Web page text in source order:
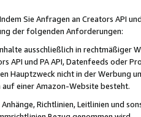
Sie Anfragen an Creators API
der folgenden Anforderungen:
ausschließlich in rechtmäßiger
API und PA API, Datenfeeds oder
Hauptzweck nicht in der Werbung
einer Amazon-Website besteht.
Anhänge, Richtlinien, Leitlinien und